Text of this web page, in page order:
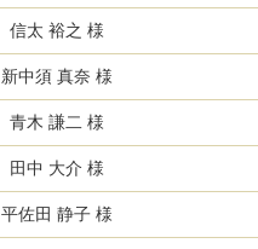
信太 裕之 様
新中須 真奈 様
青木 謙二 様
田中 大介 様
平佐田 静子 様